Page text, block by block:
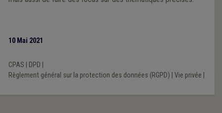
10 Mai 2021
CPAS DPD
Règlement général sur la protection des données (RGPD) Vie privée